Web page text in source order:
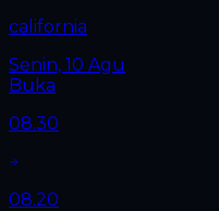
california
Senin, 10 Agu
Buka
08.30
08.20